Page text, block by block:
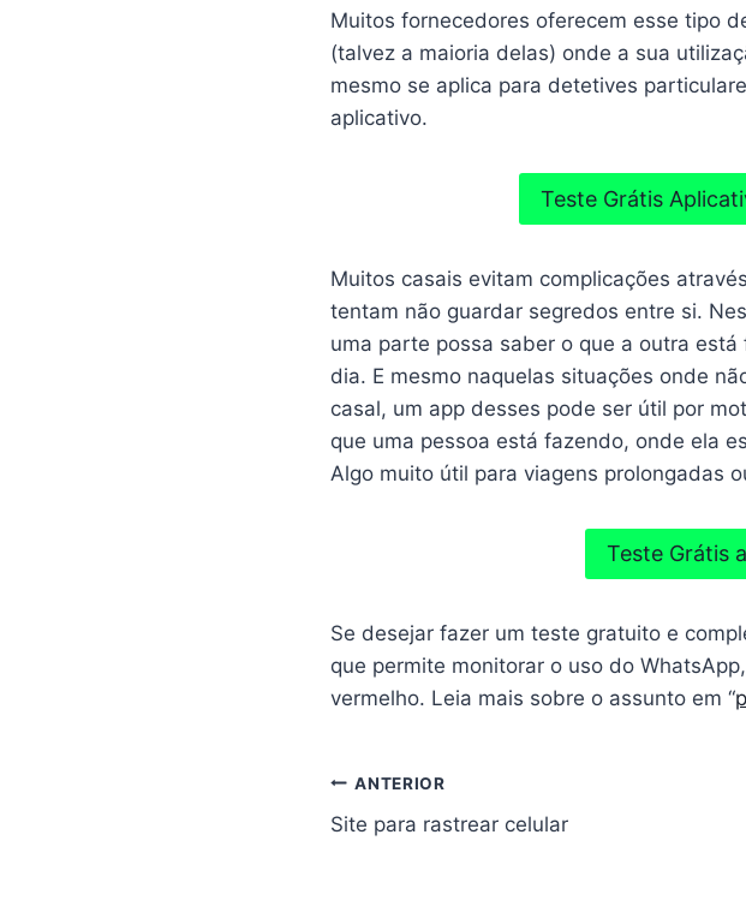
Muitos fornecedores oferecem esse tipo
(talvez a maioria delas) onde a sua
mesmo se aplica para detetives
aplicativo.
Teste Grátis
Muitos casais evitam complicações
tentam não guardar segredos entre si.
uma parte possa saber o que a outra
dia. E mesmo naquelas situações onde
casal, um app desses pode ser útil por
que uma pessoa está fazendo, onde ela
Algo muito útil para viagens prolongadas
Teste Grátis
Se desejar fazer um teste gratuito e
que permite monitorar o uso do
vermelho. Leia mais sobre o assunto em “
Navegação
de
ANTERIOR
Site para rastrear celular